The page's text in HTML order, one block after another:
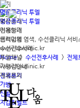
명품클리닉 투엘
회사소개
이용안내
협력업체
수선전후사례
투엘채널
가맹점안내
제휴문의
공지
명품클리닉 투엘
전체보기
프리미엄 염색, 수선클리닉 서비
www.luxclinic.kr
Home> 수선전후사례 > 전체
www.luxclinic.kr
전체보기
가방
신발
지갑&벨트